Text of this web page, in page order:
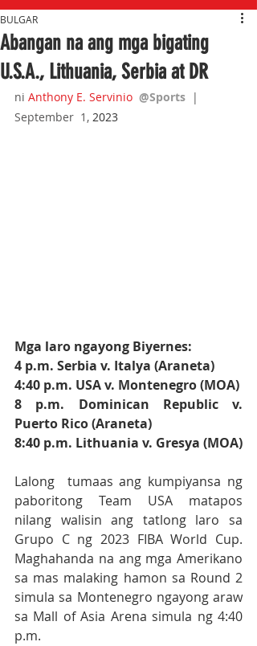
Abangan na ang mga bigating
U.S.A., Lithuania, Serbia at DR
BULGAR
ni Anthony E. Servinio @Sports |
September  1, 2023
Mga laro ngayong Biyernes:
4 p.m. Serbia v. Italya (Araneta)
4:40 p.m. USA v. Montenegro (MOA)
8 p.m. Dominican Republic v.
Puerto Rico (Araneta)
8:40 p.m. Lithuania v. Gresya (MOA)
Lalong  tumaas ang kumpiyansa ng
paboritong Team USA matapos
nilang walisin ang tatlong laro sa
Grupo C ng 2023 FIBA World Cup.
Maghahanda na ang mga Amerikano
sa mas malaking hamon sa Round 2
simula sa Montenegro ngayong araw
sa Mall of Asia Arena simula ng 4:40
p.m.